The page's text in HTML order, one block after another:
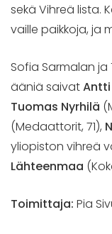
sekä Vihreä lista.
vaille paikkoja, ja
Sofia Sarmalan
ääniä saivat
Tuomas Nyrhilä
(Medaattorit, 71),
yliopiston vihreä
Lähteenmaa
Toimittaja: Pia